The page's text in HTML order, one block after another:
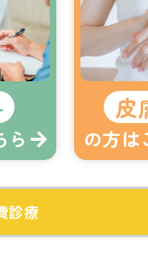
ら
皮
の方は
診療